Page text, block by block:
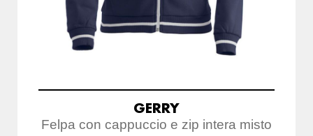
GERRY
Felpa con cappuccio e zip intera misto